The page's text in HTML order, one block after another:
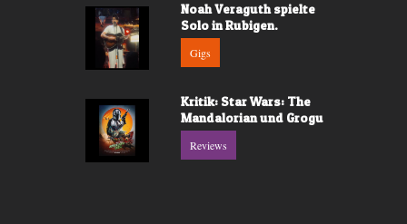
Noah Veraguth spielte
Solo in Rubigen.
Gigs
Kritik: Star Wars: The
Mandalorian und Grogu
Reviews